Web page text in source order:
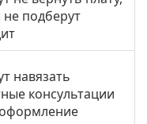
не подберут
навязать
консультации